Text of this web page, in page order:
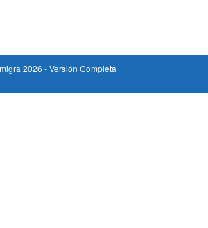
2026 -Versión Completa